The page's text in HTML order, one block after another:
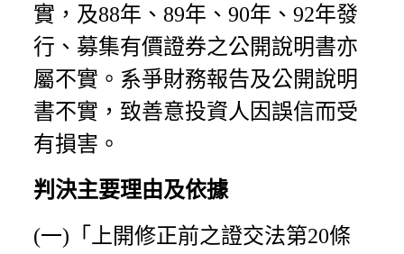
實，及88年、89年、90年、92年發
行、募集有價證券之公開說明書亦
屬不實。系爭財務報告及公開說明
書不實，致善意投資人因誤信而受
有損害。
判決主要理由及依據
(一)「上開修正前之證交法第20條